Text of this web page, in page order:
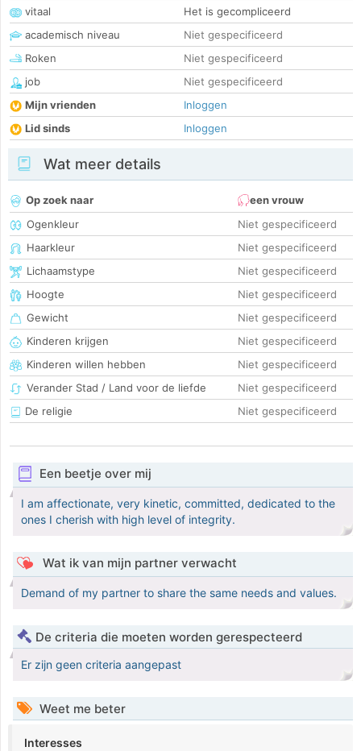
vitaal
Het is gecompliceerd
academisch niveau
Niet gespecificeerd
Roken
Niet gespecificeerd
job
Niet gespecificeerd
Mijn vrienden
Inloggen
Lid sinds
Inloggen
Wat meer details
Op zoek naar
een vrouw
Ogenkleur
Niet gespecificeerd
Haarkleur
Niet gespecificeerd
Lichaamstype
Niet gespecificeerd
Hoogte
Niet gespecificeerd
Gewicht
Niet gespecificeerd
Kinderen krijgen
Niet gespecificeerd
Kinderen willen hebben
Niet gespecificeerd
Verander Stad / Land voor de liefde
Niet gespecificeerd
De religie
Niet gespecificeerd
Een beetje over mij
I am affectionate, very kinetic, committed, dedicated to the
ones I cherish with high level of integrity.
Wat ik van mijn partner verwacht
Demand of my partner to share the same needs and values.
De criteria die moeten worden gerespecteerd
Er zijn geen criteria aangepast
Weet me beter
Interesses